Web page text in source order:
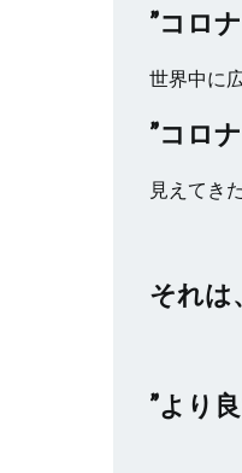
”コロ
世界中に
”コロ
見えてき
それは
”より